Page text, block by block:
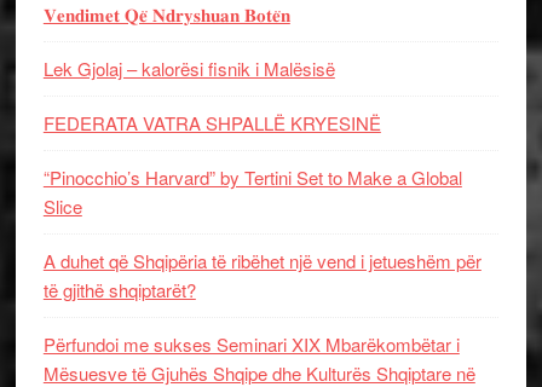
𝐕𝐞𝐧𝐝𝐢𝐦𝐞𝐭 𝐐𝐞̈ 𝐍𝐝𝐫𝐲𝐬𝐡𝐮𝐚𝐧 𝐁𝐨𝐭𝐞̈𝐧
Lek Gjolaj – kalorësi fisnik i Malësisë
FEDERATA VATRA SHPALLË KRYESINË
“Pinocchio’s Harvard” by Tertini Set to Make a Global
Slice
A duhet që Shqipëria të ribëhet një vend i jetueshëm për
të gjithë shqiptarët?
Përfundoi me sukses Seminari XIX Mbarëkombëtar i
Mësuesve të Gjuhës Shqipe dhe Kulturës Shqiptare në